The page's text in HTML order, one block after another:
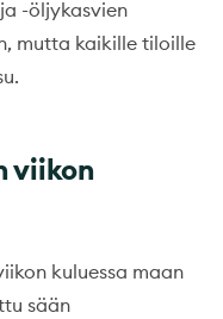
-öljykasvien
mutta kaikille tiloille
viikon
kuluessa maan
sään